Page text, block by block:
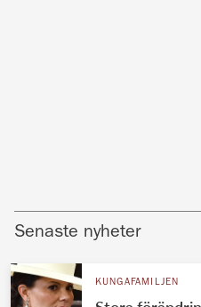
Senaste nyheter
KUNGAFAMILJEN